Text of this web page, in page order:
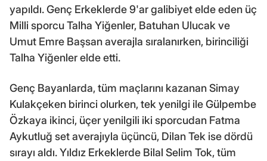
yapıldı. Genç Erkeklerde 9'ar galibiyet elde eden üç
Milli sporcu Talha Yiğenler, Batuhan Ulucak ve
Umut Emre Başsan averajla sıralanırken, birinciliği
Talha Yiğenler elde etti.
Genç Bayanlarda, tüm maçlarını kazanan Simay
Kulakçeken birinci olurken, tek yenilgi ile Gülpembe
Özkaya ikinci, üçer yenilgili iki sporcudan Fatma
Aykutluğ set averajıyla üçüncü, Dilan Tek ise dördü
sırayı aldı. Yıldız Erkeklerde Bilal Selim Tok, tüm